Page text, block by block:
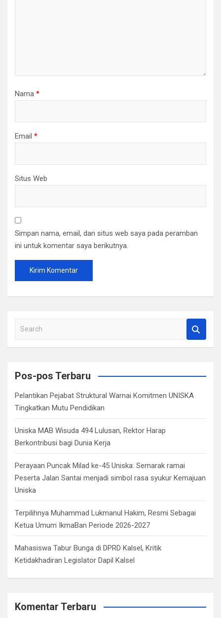
Nama *
Email *
Situs Web
Simpan nama, email, dan situs web saya pada peramban
ini untuk komentar saya berikutnya.
a
c
Pos-pos Terbaru
Pelantikan Pejabat Struktural Warnai Komitmen UNISKA
Tingkatkan Mutu Pendidikan
Uniska MAB Wisuda 494 Lulusan, Rektor Harap
Berkontribusi bagi Dunia Kerja
Perayaan Puncak Milad ke-45 Uniska: Semarak ramai
Peserta Jalan Santai menjadi simbol rasa syukur Kemajuan
Uniska
Terpilihnya Muhammad Lukmanul Hakim, Resmi Sebagai
Ketua Umum IkmaBan Periode 2026-2027
Mahasiswa Tabur Bunga di DPRD Kalsel, Kritik
Ketidakhadiran Legislator Dapil Kalsel
Komentar Terbaru